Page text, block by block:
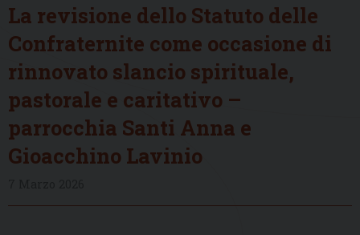
La revisione dello Statuto delle
Confraternite come occasione di
rinnovato slancio spirituale,
pastorale e caritativo –
parrocchia Santi Anna e
Gioacchino Lavinio